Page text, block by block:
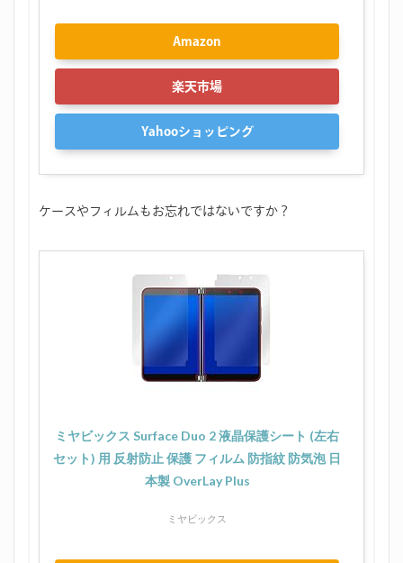
Amazon
楽天市場
Yahooショッピング
ケースやフィルムもお忘れではないですか？
ミヤビックス Surface Duo 2 液晶保護シート (左右
セット) 用 反射防止 保護 フィルム 防指紋 防気泡 日
本製 OverLay Plus
ミヤビックス